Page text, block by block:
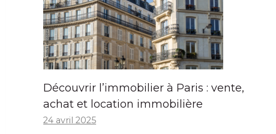
Découvrir l’immobilier à Paris : vente,
achat et location immobilière
24 avril 2025